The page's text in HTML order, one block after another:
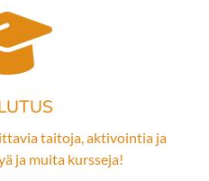
taitoja, aktivointia ja
ja muita kursseja!